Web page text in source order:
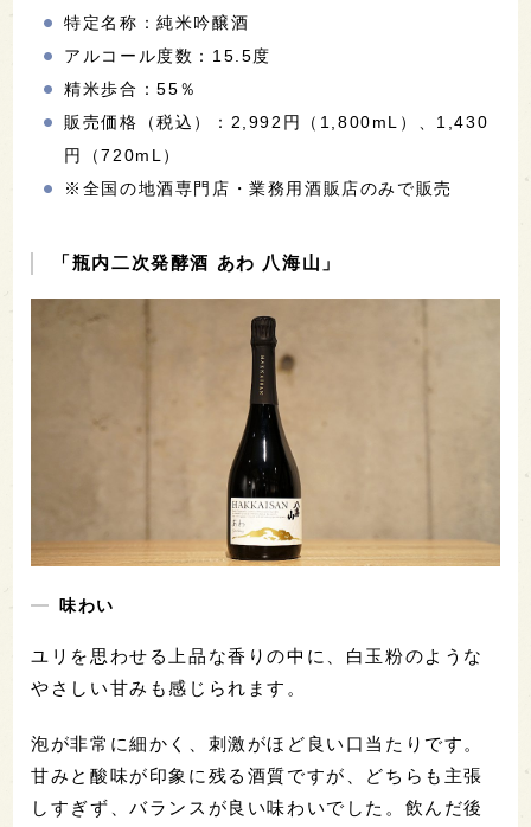
特定名称：純米吟醸酒
アルコール度数：15.5度
精米歩合：55％
販売価格（税込）：2,992円（1,800mL）、1,430
円（720mL）
※全国の地酒専門店・業務用酒販店のみで販売
「瓶内二次発酵酒 あわ 八海山」
味わい
ユリを思わせる上品な香りの中に、白玉粉のような
やさしい甘みも感じられます。
泡が非常に細かく、刺激がほど良い口当たりです。
甘みと酸味が印象に残る酒質ですが、どちらも主張
しすぎず、バランスが良い味わいでした。飲んだ後